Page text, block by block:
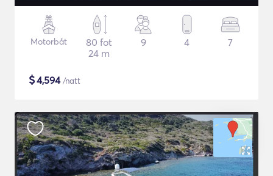
Motorbåt
80 fot
24 m
9 4 7
$4,594/natt